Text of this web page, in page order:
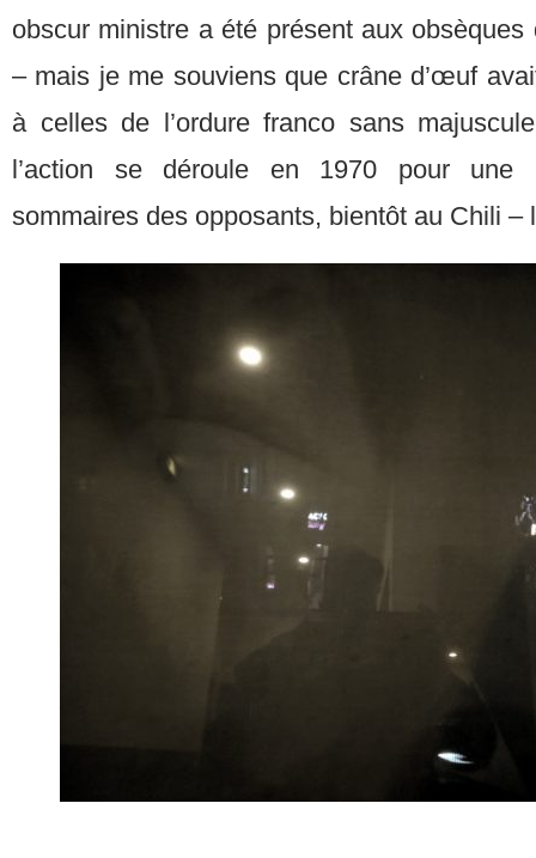
obscur ministre a été présent aux obsèques
– mais je me souviens que crâne d’œuf
à celles de l’ordure franco sans
l’action se déroule en 1970 pour une
sommaires des opposants, bientôt au Chili –